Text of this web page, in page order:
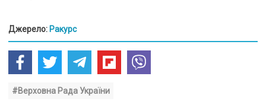
Джерело: Ракурс
#Верховна Рада України